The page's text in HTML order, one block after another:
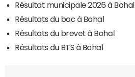
Résultat municipale 2026 à Bohal
Résultats du bac à Bohal
Résultats du brevet à Bohal
Résultats du BTS à Bohal